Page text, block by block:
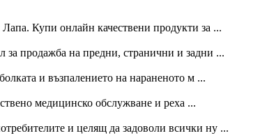
Купи онлайн качествени продукти за ...
за продажба на предни, странични и задни ...
и възпалението на нараненото м ...
медицинско обслужване и реха ...
и целящ да задоволи всички ну ...